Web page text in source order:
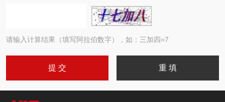
请输入计算结果（填写阿拉伯数字），如：三加四=7